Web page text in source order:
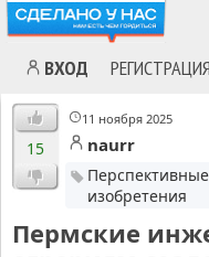
ВХОД РЕГИСТРАЦИЯ
11 ноября 2025
15 naurr
изобретения
Пермские